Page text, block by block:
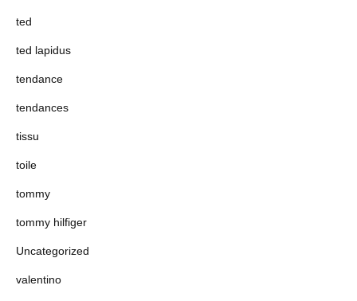
ted
ted lapidus
tendance
tendances
tissu
toile
tommy
tommy hilfiger
Uncategorized
valentino